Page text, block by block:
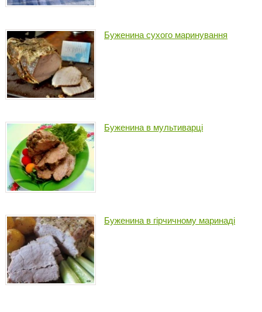
Буженина сухого маринування
Буженина в мультиварці
Буженина в гірчичному маринаді